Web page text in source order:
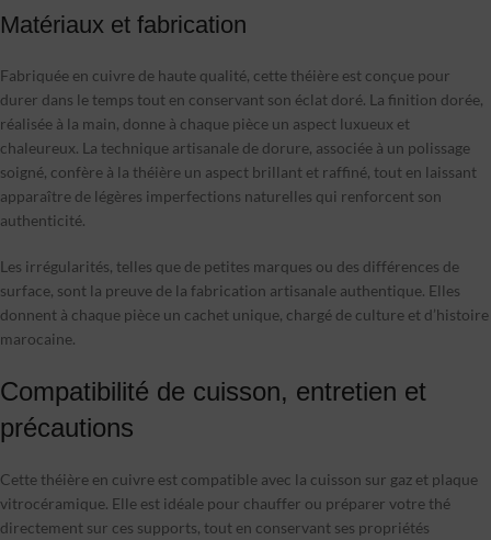
Matériaux et fabrication
Fabriquée en cuivre de haute qualité, cette théière est conçue pour
durer dans le temps tout en conservant son éclat doré. La finition dorée,
réalisée à la main, donne à chaque pièce un aspect luxueux et
chaleureux. La technique artisanale de dorure, associée à un polissage
soigné, confère à la théière un aspect brillant et raffiné, tout en laissant
apparaître de légères imperfections naturelles qui renforcent son
authenticité.
Les irrégularités, telles que de petites marques ou des différences de
surface, sont la preuve de la fabrication artisanale authentique. Elles
donnent à chaque pièce un cachet unique, chargé de culture et d’histoire
marocaine.
Compatibilité de cuisson, entretien et
précautions
Cette théière en cuivre est compatible avec la cuisson sur gaz et plaque
vitrocéramique. Elle est idéale pour chauffer ou préparer votre thé
directement sur ces supports, tout en conservant ses propriétés